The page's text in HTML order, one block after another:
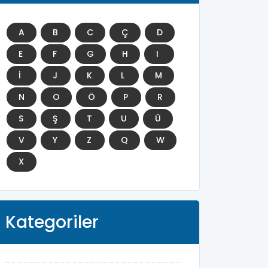
A B C Ç
D
E
F G H
I
İ
J K L
M
N
O Ö P
R
S
Ş T U
Ü
V
Y Z Q
W
X
Kategoriler